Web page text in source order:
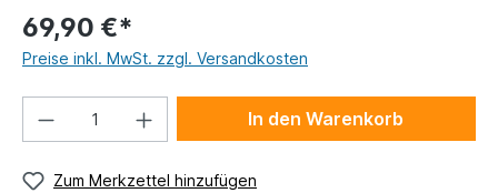
69,90 €*
Preise inkl. MwSt. zzgl. Versandkosten
In den Warenkorb
Zum Merkzettel hinzufügen